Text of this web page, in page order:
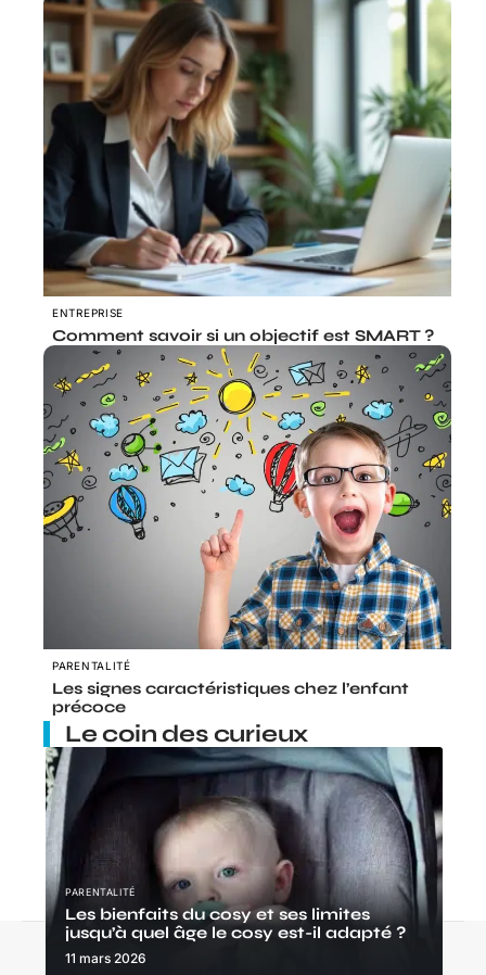
ENTREPRISE
Comment savoir si un objectif est SMART ?
PARENTALITÉ
Les signes caractéristiques chez l’enfant
précoce
Le coin des curieux
PARENTALITÉ
Les bienfaits du cosy et ses limites
jusqu’à quel âge le cosy est-il adapté ?
11 mars 2026
Contact